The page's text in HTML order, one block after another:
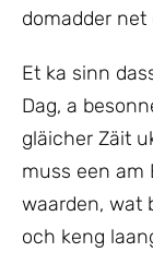
domadder
Et ka sinn
Dag, a
gläicher Zäit
muss een am
waarden, wat
och keng